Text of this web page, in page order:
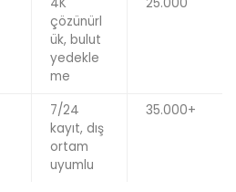
çözünürl
ük, bulut
yedekle
me
7/24
kayıt, dış
ortam
uyumlu
35.000+